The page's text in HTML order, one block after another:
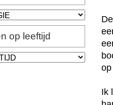
op leeftijd
Ik